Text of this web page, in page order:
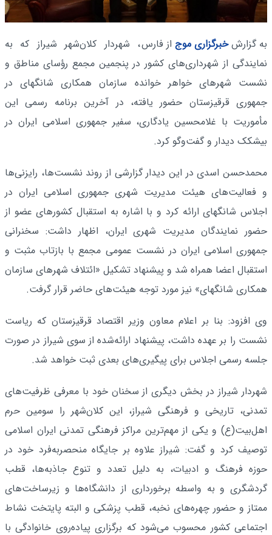
به گزارشخبرگزاری موج از فارس، شهردار کلان‌شهر شیراز که به
نمایندگی از شهرداری‌های کشور در پنجمین مجمع رؤسای مناطق و
نشست شهرهای خواهر خوانده سازمان همکاری شانگهای در
جمهوری قرقیزستان حضور یافته، در آخرین برنامه رسمی این
مأموریت با غلامحسین یادگاری، سفیر جمهوری اسلامی ایران در
بیشکک دیدار و گفت‌وگو کرد.
محمدحسن اسدی در این دیدار گزارشی از روند نشست‌ها، رایزنی‌ها
و فعالیت‌های هیئت مدیریت شهری جمهوری اسلامی ایران در
اجلاس شانگهای ارائه کرد و با اشاره به استقبال کشورهای عضو از
حضور نمایندگان مدیریت شهری ایران، اظهار داشت: سخنرانی
جمهوری اسلامی ایران در نشست عمومی مجمع با بازتاب مثبت و
استقبال اعضا همراه شد و پیشنهاد تشکیل «ائتلاف شهرهای سازمان
همکاری شانگهای» نیز مورد توجه هیئت‌های حاضر قرار گرفت.
وی افزود: بنا بر اعلام معاون وزیر اقتصاد قرقیزستان که ریاست
نشست را بر عهده داشت، پیشنهاد ارائه‌شده از سوی شیراز در صورت
جلسه رسمی اجلاس برای پیگیری‌های بعدی ثبت خواهد شد.
شهردار شیراز در بخش دیگری از سخنان خود با معرفی ظرفیت‌های
تمدنی، تاریخی و فرهنگی شیراز، این کلان‌شهر را سومین حرم
اهل‌بیت(ع) و یکی از مهم‌ترین مراکز فرهنگی تمدنی ایران اسلامی
توصیف کرد و گفت: شیراز علاوه بر جایگاه منحصربه‌فرد خود در
حوزه فرهنگ و ادبیات، به دلیل تعدد و تنوع جاذبه‌ها، قطب
گردشگری و به‌ واسطه برخورداری از دانشگاه‌ها و زیرساخت‌های
ممتاز و حضور چهره‌های نخبه، قطب پزشکی و البته پایتخت نشاط
اجتماعی کشور محسوب می‌شود که برگزاری پیاده‌روی خانوادگی با